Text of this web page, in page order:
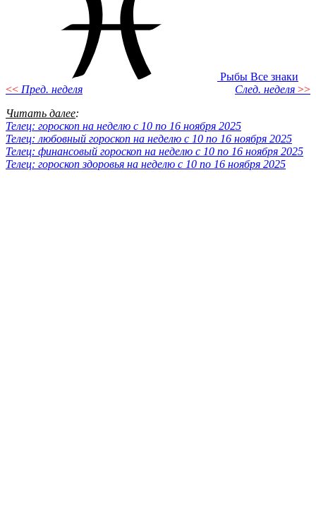
Рыбы Все знаки
<< Пред. неделя След. неделя >>
Читать далее:
Телец: гороскоп на неделю с 10 по 16 ноября 2025
Телец: любовный гороскоп на неделю с 10 по 16 ноября 2025
Телец: финансовый гороскоп на неделю с 10 по 16 ноября 2025
Телец: гороскоп здоровья на неделю с 10 по 16 ноября 2025